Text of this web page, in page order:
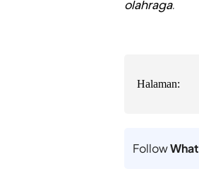
olahraga.
Halaman:
Follow